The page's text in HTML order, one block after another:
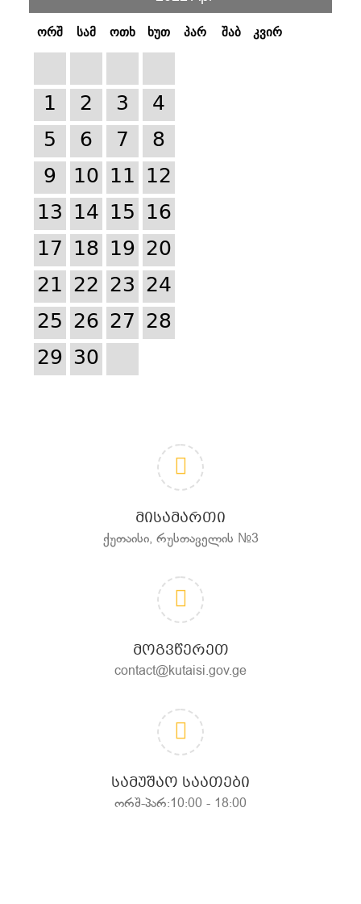
ორშ სამ ოთხ ხუთ პარ შაბ კვირ
1 2 3
4
5
6 7
8
9
10 11 12
13 14 15 16
17 18 19 20
21 22 23 24
25 26 27 28
29 30
ᲛᲘᲡᲐᲛᲐᲠᲗᲘ
ქუთაისი, რუსთაველის №3
ᲛᲝᲒᲕᲬᲔᲠᲔᲗ
contact@kutaisi.gov.ge
ᲡᲐᲛᲣᲨᲐᲝ ᲡᲐᲐᲗᲔᲑᲘ
ორშ-პარ:10:00 - 18:00